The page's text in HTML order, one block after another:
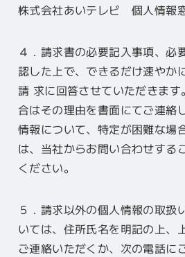
株式会社あいテレビ 個人情
４．請求書の必要記入事項、必
認した上で、できるだけ速やか
請 求に回答させていただきま
合はその理由を書面にてご連絡
情報について、特定が困難な場
は、当社からお問い合わせする
ください。
５．請求以外の個人情報の取扱
いては、住所氏名を明記の上、
ご連絡いただくか、次の電話に